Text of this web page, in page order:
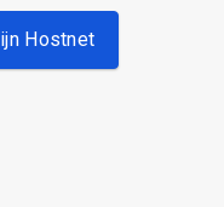
Hostnet